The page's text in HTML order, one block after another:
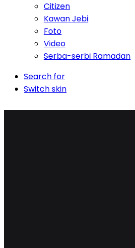
Citizen
Kawan Jebi
Foto
Video
Serba-serbi Ramadan
Search for
Switch skin